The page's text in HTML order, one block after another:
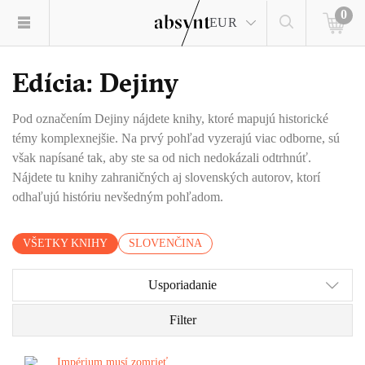
EUR
0
Edícia: Dejiny
Pod označením Dejiny nájdete knihy, ktoré mapujú historické
témy komplexnejšie. Na prvý pohľad vyzerajú viac odborne, sú
však napísané tak, aby ste sa od nich nedokázali odtrhnúť.
Nájdete tu knihy zahraničných aj slovenských autorov, ktorí
odhaľujú históriu nevšedným pohľadom.
VŠETKY KNIHY SLOVENČINA
Usporiadanie
Filter